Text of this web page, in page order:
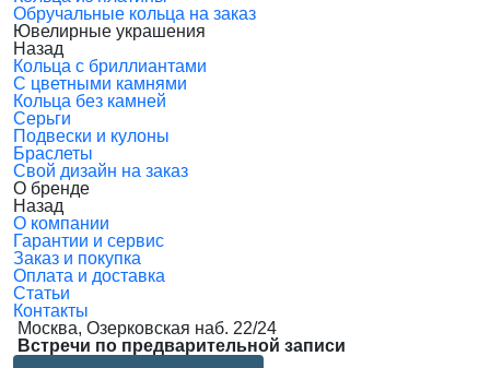
Обручальные кольца на заказ
Ювелирные украшения
Назад
Кольца с бриллиантами
С цветными камнями
Кольца без камней
Серьги
Подвески и кулоны
Браслеты
Свой дизайн на заказ
О бренде
Назад
О компании
Гарантии и сервис
Заказ и покупка
Оплата и доставка
Статьи
Контакты
Москва, Озерковская наб. 22/24
Встречи по предварительной записи